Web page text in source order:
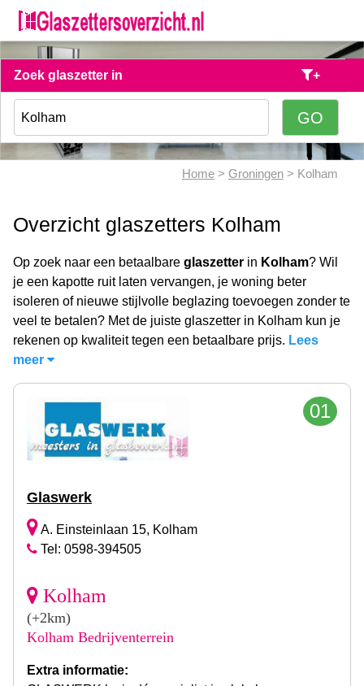
Zoek glaszetter in +
Home > Groningen > Kolham
Overzicht glaszetters Kolham
Op zoek naar een betaalbare glaszetter in Kolham? Wil
je een kapotte ruit laten vervangen, je woning beter
isoleren of nieuwe stijlvolle beglazing toevoegen zonder te
veel te betalen? Met de juiste glaszetter in Kolham kun je
rekenen op kwaliteit tegen een betaalbare prijs. Lees
meer
01
Glaswerk
A. Einsteinlaan 15, Kolham
Tel: 0598-394505
Kolham
(+2km)
Kolham Bedrijventerrein
Extra informatie: